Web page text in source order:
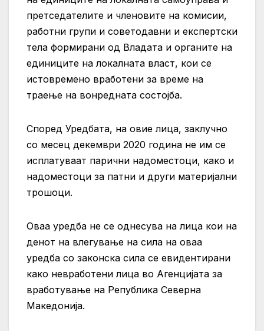
претседателите и членовите на комисии,
работни групи и советодавни и експертски
тела формирани од Владата и органите на
единиците на локалната власт, кои се
истовремено вработени за време на
траење на вонредната состојба.
Според Уредбата, на овие лица, заклучно
со месец декември 2020 година не им се
исплатуваат парични надоместоци, како и
надоместоци за патни и други материјални
трошоци.
Оваа уредба не се однесува на лица кои на
денот на влегување на сила на оваа
уредба со законска сила се евидентирани
како невработени лица во Агенцијата за
вработување на Република Северна
Македонија.